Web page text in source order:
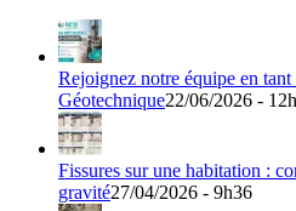
Rejoignez notre équipe en
Géotechnique22/06/2026 -
Fissures sur une habitation :
gravité27/04/2026 - 9h36